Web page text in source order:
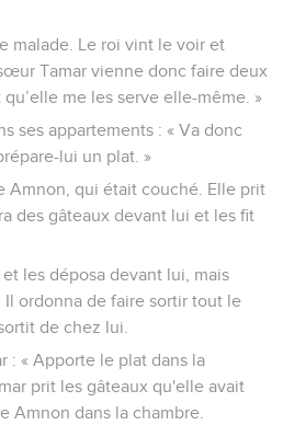
malade. Le roi vint le voir et
Tamar vienne donc faire deux
me les serve elle-même. »
ses appartements : « Va donc
lui un plat. »
Amnon, qui était couché. Elle prit
des gâteaux devant lui et les fit
les déposa devant lui, mais
ordonna de faire sortir tout le
de chez lui.
: « Apporte le plat dans la
prit les gâteaux qu'elle avait
Amnon dans la chambre.